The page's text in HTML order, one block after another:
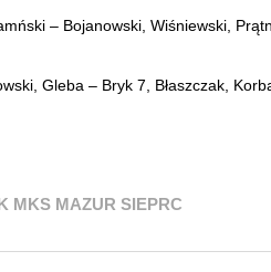
– Bojanowski, Wiśniewski,
Gleba – Bryk 7, Błaszczak,
MKS MAZUR SIEPRC